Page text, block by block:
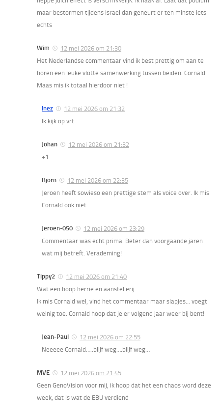
maar bestormen tijdens Israel dan geneurt er ten minste iets
echts
Wim
12 mei 2026 om 21:30
Het Nederlandse commentaar vind ik best prettig om aan te
horen een leuke vlotte samenwerking tussen beiden. Cornald
Maas mis ik totaal hierdoor niet !
Inez
12 mei 2026 om 21:32
Ik kijk op vrt
Johan
12 mei 2026 om 21:32
+1
Bjorn
12 mei 2026 om 22:35
Jeroen heeft sowieso een prettige stem als voice over. Ik mis
Cornald ook niet.
Jeroen-050
12 mei 2026 om 23:29
Commentaar was echt prima. Beter dan voorgaande jaren
wat mij betreft. Verademing!
Tippy2
12 mei 2026 om 21:40
Wat een hoop herrie en aanstellerij.
Ik mis Cornald wel, vind het commentaar maar slapjes… voegt
weinig toe. Cornald hoop dat je er volgend jaar weer bij bent!
Jean-Paul
12 mei 2026 om 22:55
Neeeee Cornald…..blijf weg….blijf weg…
MVE
12 mei 2026 om 21:45
Geen GenoVision voor mij, ik hoop dat het een chaos word deze
week, dat is wat de EBU verdiend